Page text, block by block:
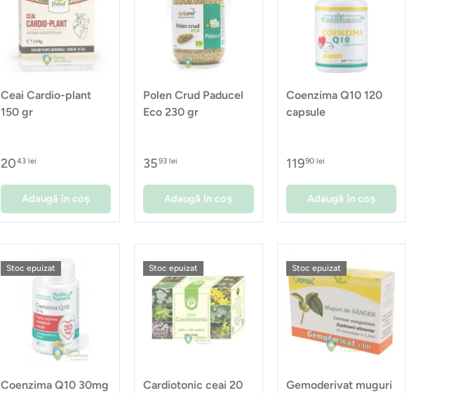
Ceai Cardio-plant
150 gr
2043 lei
Adaugă în coș
Polen Crud Paducel
Eco 230 gr
3593 lei
Adaugă în coș
Coenzima Q10 120
capsule
11990 lei
Adaugă în coș
Stoc epuizat
Coenzima Q10 30mg
Stoc epuizat
Cardiotonic ceai 20
Stoc epuizat
Gemoderivat muguri